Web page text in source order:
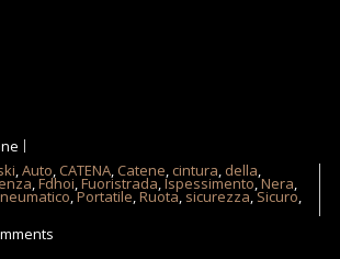
,Auto, CATENA, Catene, cintura, della,
,Fdhoi,Fuoristrada,Ispessimento,Nera,
,Portatile,Ruota, sicurezza,Sicuro,